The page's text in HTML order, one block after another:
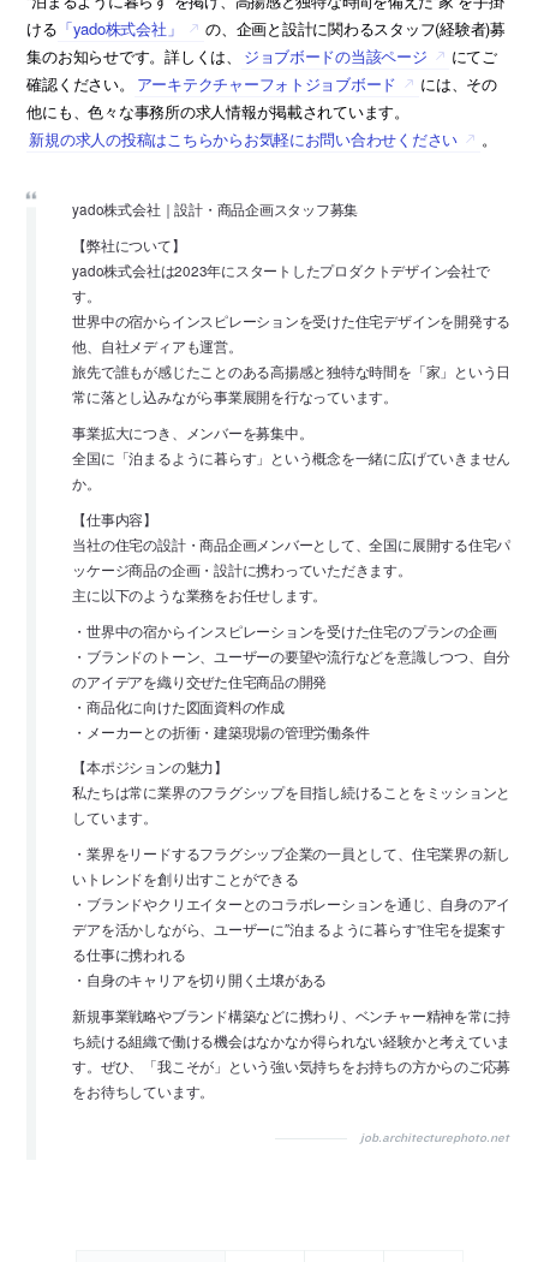
ける 「yado株式会社」
の、企画と設計に関わるスタッフ(経験者)募
集のお知らせです。詳しくは、
ジョブボードの当該ページ
にてご
確認ください。
アーキテクチャーフォトジョブボード
には、その
他にも、色々な事務所の求人情報が掲載されています。
新規の求人の投稿はこちらからお気軽にお問い合わせください
。
yado株式会社｜設計・商品企画スタッフ募集
【弊社について】
yado株式会社は2023年にスタートしたプロダクトデザイン会社で
す。
世界中の宿からインスピレーションを受けた住宅デザインを開発する
他、自社メディアも運営。
旅先で誰もが感じたことのある高揚感と独特な時間を「家」という日
常に落とし込みながら事業展開を行なっています。
事業拡大につき、メンバーを募集中。
全国に「泊まるように暮らす」という概念を一緒に広げていきません
か。
【仕事内容】
当社の住宅の設計・商品企画メンバーとして、全国に展開する住宅パ
ッケージ商品の企画・設計に携わっていただきます。
主に以下のような業務をお任せします。
・世界中の宿からインスピレーションを受けた住宅のプランの企画
・ブランドのトーン、ユーザーの要望や流行などを意識しつつ、自分
のアイデアを織り交ぜた住宅商品の開発
・商品化に向けた図面資料の作成
・メーカーとの折衝・建築現場の管理労働条件
【本ポジションの魅力】
私たちは常に業界のフラグシップを目指し続けることをミッションと
しています。
・業界をリードするフラグシップ企業の一員として、住宅業界の新し
いトレンドを創り出すことができる
・ブランドやクリエイターとのコラボレーションを通じ、自身のアイ
デアを活かしながら、ユーザーに″泊まるように暮らす”住宅を提案す
る仕事に携われる
・自身のキャリアを切り開く土壌がある
新規事業戦略やブランド構築などに携わり、ベンチャー精神を常に持
ち続ける組織で働ける機会はなかなか得られない経験かと考えていま
す。ぜひ、「我こそが」という強い気持ちをお持ちの方からのご応募
をお待ちしています。
job.architecturephoto.net